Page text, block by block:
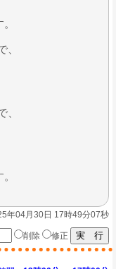
、
、
年04月30日 17時49分07秒
削除 修正